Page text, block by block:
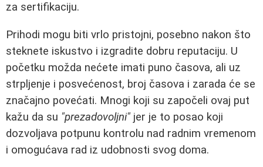
za sertifikaciju.
Prihodi mogu biti vrlo pristojni, posebno nakon što
steknete iskustvo i izgradite dobru reputaciju. U
početku možda nećete imati puno časova, ali uz
strpljenje i posvećenost, broj časova i zarada će se
značajno povećati. Mnogi koji su započeli ovaj put
kažu da su "prezadovoljni" jer je to posao koji
dozvoljava potpunu kontrolu nad radnim vremenom
i omogućava rad iz udobnosti svog doma.